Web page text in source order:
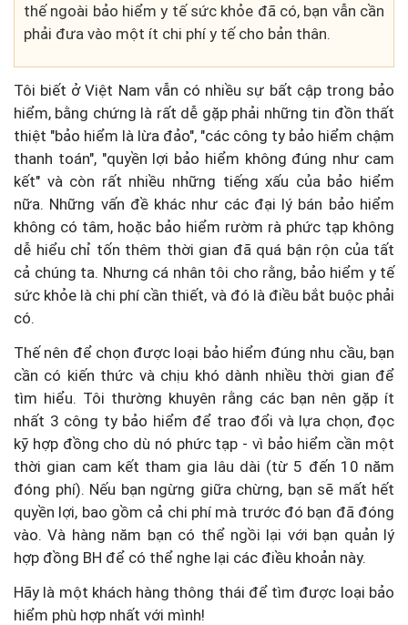
thế ngoài bảo hiểm y tế sức khỏe đã có, bạn vẫn cần
phải đưa vào một ít chi phí y tế cho bản thân.
Tôi biết ở Việt Nam vẫn có nhiều sự bất cập trong bảo
hiểm, bằng chứng là rất dễ gặp phải những tin đồn thất
thiệt "bảo hiểm là lừa đảo", "các công ty bảo hiểm chậm
thanh toán", "quyền lợi bảo hiểm không đúng như cam
kết" và còn rất nhiều những tiếng xấu của bảo hiểm
nữa. Những vấn đề khác như các đại lý bán bảo hiểm
không có tâm, hoặc bảo hiểm rườm rà phức tạp không
dễ hiểu chỉ tốn thêm thời gian đã quá bận rộn của tất
cả chúng ta. Nhưng cá nhân tôi cho rằng, bảo hiểm y tế
sức khỏe là chi phí cần thiết, và đó là điều bắt buộc phải
có.
Thế nên để chọn được loại bảo hiểm đúng nhu cầu, bạn
cần có kiến thức và chịu khó dành nhiều thời gian để
tìm hiểu. Tôi thường khuyên rằng các bạn nên gặp ít
nhất 3 công ty bảo hiểm để trao đổi và lựa chọn, đọc
kỹ hợp đồng cho dù nó phức tạp - vì bảo hiểm cần một
thời gian cam kết tham gia lâu dài (từ 5 đến 10 năm
đóng phí). Nếu bạn ngừng giữa chừng, bạn sẽ mất hết
quyền lợi, bao gồm cả chi phí mà trước đó bạn đã đóng
vào. Và hàng năm bạn có thể ngồi lại với bạn quản lý
hợp đồng BH để có thể nghe lại các điều khoản này.
Hãy là một khách hàng thông thái để tìm được loại bảo
hiểm phù hợp nhất với mình!